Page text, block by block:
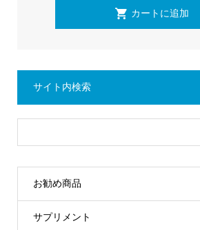
サイト内検索
お勧め商品
サプリメント